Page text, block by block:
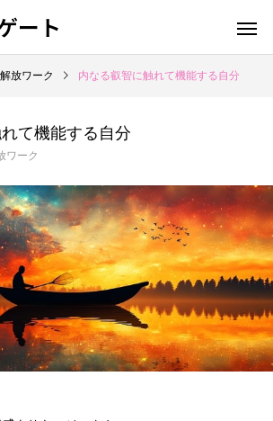
ート
放ワーク 内なる叡智に触れて機能する自分
て機能する自分
ワーク